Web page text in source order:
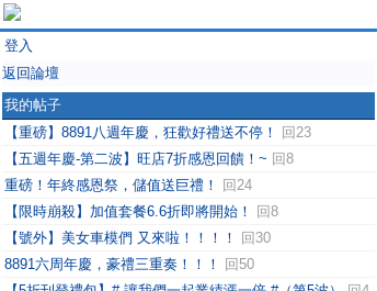
登入
返回論壇
我的帖子
【重磅】8891八週年慶，狂歡好禮送不停！
回23
【五週年慶-第二波】旺店7折感恩回饋！~ 回8
重磅！年終感恩祭，儲值送巨禮！
回24
【限時崩殺】加值套餐6.6折即將開始！
回8
【號外】美女車模們 又來啦！！！！
回30
8891六周年慶，豪禮三重奏！！！
回50